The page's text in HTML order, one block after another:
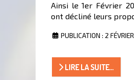
Ainsi le 1er Février
ont décliné leurs
PUBLICATION : 2
LIRE LA SUITE...